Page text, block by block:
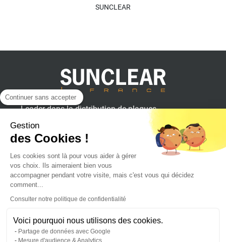
SUNCLEAR
Leader dans la distribution de plaques
plastiques, aluminium et composites
pour professionnels.
SUNCLEAR France
Achat en ligne
Suivez l'actualité sur :
Continuer sans accepter
Gestion
des Cookies !
Les cookies sont là pour vous aider à gérer
vos choix. Ils aimeraient bien vous
accompagner pendant votre visite, mais c'est vous qui décidez
comment...
Consulter notre politique de confidentialité
Voici pourquoi nous utilisons des cookies.
Partage de données avec Google
Mesure d'audience & Analytics